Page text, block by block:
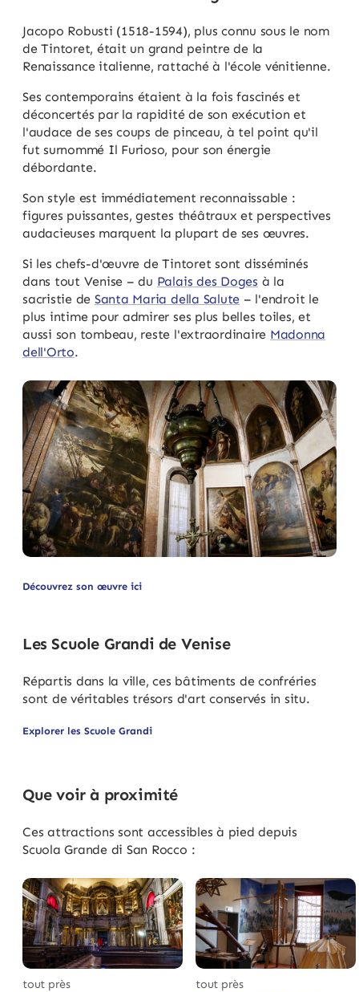
Jacopo Robusti (1518-1594), plus connu sous le nom
de Tintoret, était un grand peintre de la
Renaissance italienne, rattaché à l'école vénitienne.
Ses contemporains étaient à la fois fascinés et
déconcertés par la rapidité de son exécution et
l'audace de ses coups de pinceau, à tel point qu'il
fut surnommé Il Furioso, pour son énergie
débordante.
Son style est immédiatement reconnaissable :
figures puissantes, gestes théâtraux et perspectives
audacieuses marquent la plupart de ses œuvres.
Si les chefs-d'œuvre de Tintoret sont disséminés
dans tout Venise – du Palais des Doges à la
sacristie de Santa Maria della Salute – l'endroit le
plus intime pour admirer ses plus belles toiles, et
aussi son tombeau, reste l'extraordinaire Madonna
dell'Orto.
Découvrez son œuvre ici
Les Scuole Grandi de Venise
Répartis dans la ville, ces bâtiments de confréries
sont de véritables trésors d'art conservés in situ.
Explorer les Scuole Grandi
Que voir à proximité
Ces attractions sont accessibles à pied depuis
Scuola Grande di San Rocco :
tout près tout près